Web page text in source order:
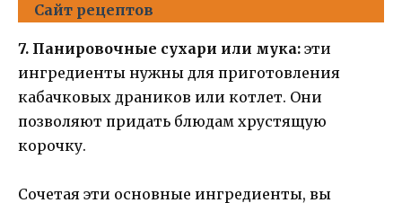
Сайт рецептов
7. Панировочные сухари или мука: эти
ингредиенты нужны для приготовления
кабачковых драников или котлет. Они
позволяют придать блюдам хрустящую
корочку.
Сочетая эти основные ингредиенты, вы